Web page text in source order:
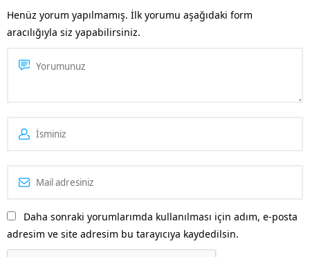
konuya kullanıcılar tarafından
çabuk ulaşması
için Sereflikochisar
SEO desteği almanız oldukça
Henüz yorum yapılmamış. İlk yorumu aşağıdaki form
aracılığıyla siz yapabilirsiniz.
Daha sonraki yorumlarımda kullanılması için adım, e-posta
adresim ve site adresim bu tarayıcıya kaydedilsin.